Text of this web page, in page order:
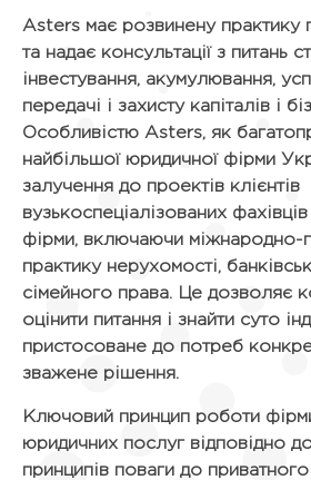
Asters має розвинену практику
та надає консультації з питань
інвестування, акумулювання,
передачі і захисту капіталів і
Особливістю Asters, як
найбільшої юридичної фірми
залучення до проектів клієнтів
вузькоспеціалізованих
фірми, включаючи міжнародно-
практику нерухомості,
сімейного права. Це дозволяє
оцінити питання і знайти суто
пристосоване до потреб
зважене рішення.
Ключовий принцип роботи
юридичних послуг відповідно
принципів поваги до